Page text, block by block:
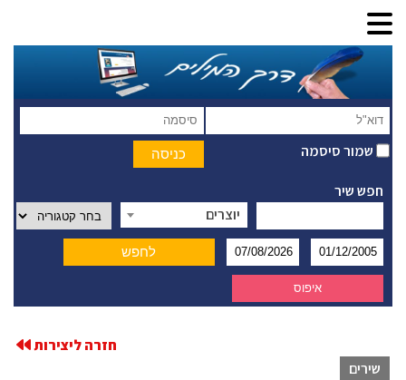
שמור סיסמה
חפש שיר
יוצרים
חזרה ליצירות
שירים